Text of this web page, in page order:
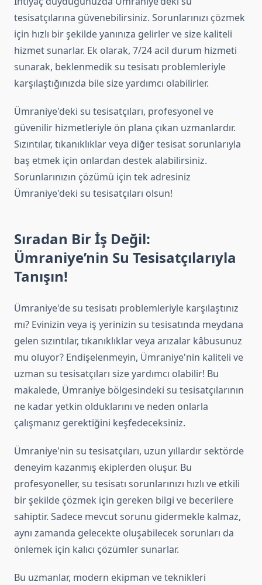
tesisatçılarına güvenebilirsiniz. Sorunlarınızı çözmek
için hızlı bir şekilde yanınıza gelirler ve size kaliteli
hizmet sunarlar. Ek olarak, 7/24 acil durum hizmeti
sunarak, beklenmedik su tesisatı problemleriyle
karşılaştığınızda bile size yardımcı olabilirler.
Ümraniye'deki su tesisatçıları, profesyonel ve
güvenilir hizmetleriyle ön plana çıkan uzmanlardır.
Sızıntılar, tıkanıklıklar veya diğer tesisat sorunlarıyla
baş etmek için onlardan destek alabilirsiniz.
Sorunlarınızın çözümü için tek adresiniz
Ümraniye'deki su tesisatçıları olsun!
Sıradan Bir İş Değil:
Ümraniye’nin Su Tesisatçılarıyla
Tanışın!
Ümraniye'de su tesisatı problemleriyle karşılaştınız
mı? Evinizin veya iş yerinizin su tesisatında meydana
gelen sızıntılar, tıkanıklıklar veya arızalar kâbusunuz
mu oluyor? Endişelenmeyin, Ümraniye'nin kaliteli ve
uzman su tesisatçıları size yardımcı olabilir! Bu
makalede, Ümraniye bölgesindeki su tesisatçılarının
ne kadar yetkin olduklarını ve neden onlarla
çalışmanız gerektiğini keşfedeceksiniz.
Ümraniye'nin su tesisatçıları, uzun yıllardır sektörde
deneyim kazanmış ekiplerden oluşur. Bu
profesyoneller, su tesisatı sorunlarınızı hızlı ve etkili
bir şekilde çözmek için gereken bilgi ve becerilere
sahiptir. Sadece mevcut sorunu gidermekle kalmaz,
aynı zamanda gelecekte oluşabilecek sorunları da
önlemek için kalıcı çözümler sunarlar.
Bu uzmanlar, modern ekipman ve teknikleri